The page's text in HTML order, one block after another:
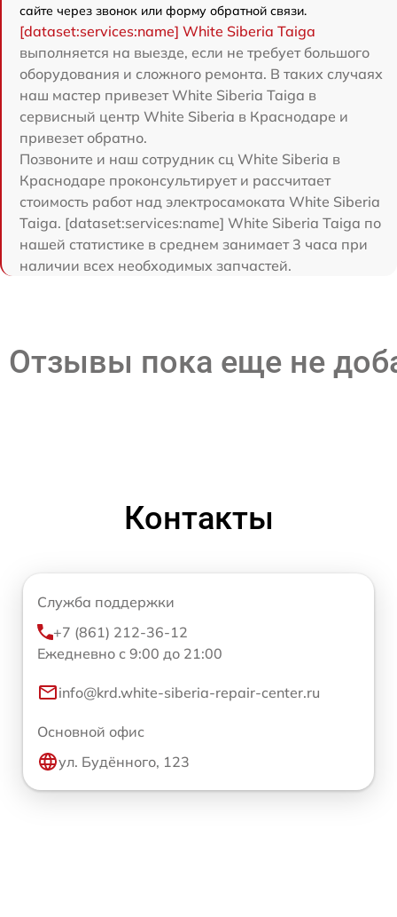
сайте через звонок или форму обратной связи.
[dataset:services:name] White Siberia Taiga
выполняется на выезде, если не требует большого
оборудования и сложного ремонта. В таких случаях
наш мастер привезет White Siberia Taiga в
сервисный центр White Siberia в Краснодаре и
привезет обратно.
Позвоните и наш сотрудник сц White Siberia в
Краснодаре проконсультирует и рассчитает
стоимость работ над электросамоката White Siberia
Taiga. [dataset:services:name] White Siberia Taiga по
нашей статистике в среднем занимает 3 часа при
наличии всех необходимых запчастей.
Отзывы пока еще не
Контакты
Служба поддержки
+7 (861) 212-36-12
Ежедневно с 9:00 до 21:00
info@krd.white-siberia-repair-center.ru
Основной офис
ул. Будённого, 123